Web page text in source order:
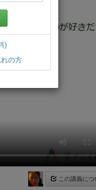
この講義に
)
の方